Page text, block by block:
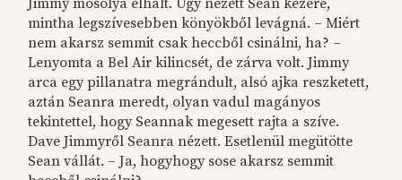
mintha legszívesebben könyökből levágná. – Miért
nem akarsz semmit csak heccből csinálni, ha? –
Lenyomta a Bel Air kilincsét, de zárva volt. Jimmy
arca egy pillanatra megrándult, alsó ajka reszketett,
aztán Seanra meredt, olyan vadul magányos
tekintettel, hogy Seannak megesett rajta a szíve.
Dave Jimmyről Seanra nézett. Esetlenül megütötte
Sean vállát. – Ja, hogyhogy sose akarsz semmit